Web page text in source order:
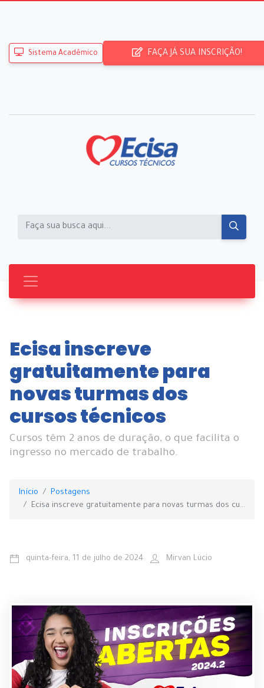
Sistema Acadêmico FAÇA JÁ SUA INSCRIÇÃO!
Ecisa inscreve
gratuitamente para
novas turmas dos
cursos técnicos
Cursos têm 2 anos de duração, o que facilita o
ingresso no mercado de trabalho.
Início
Postagens
Ecisa inscreve gratuitamente para novas turmas dos cursos técnicos
quinta-feira, 11 de julho de 2024 Mirvan Lúcio